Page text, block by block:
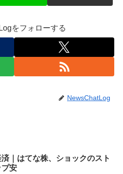
をフォローする
NewsChatLog
済｜はてな株、ショックのスト
プ安